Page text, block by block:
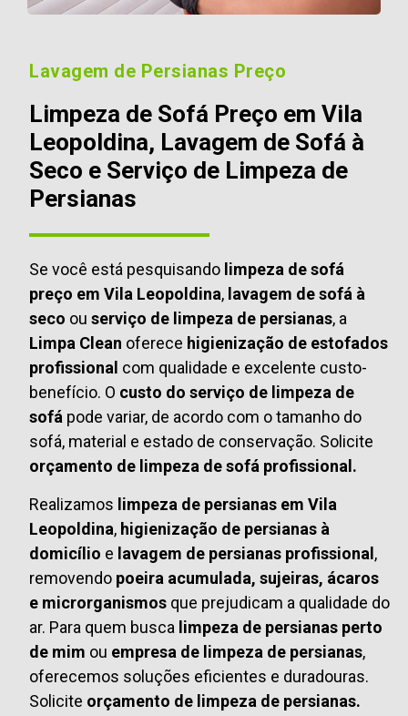
Lavagem de Persianas Preço
Limpeza de Sofá Preço em Vila
Leopoldina, Lavagem de Sofá à
Seco e Serviço de Limpeza de
Persianas
Se você está pesquisando limpeza de sofá
preço em Vila Leopoldina, lavagem de sofá à
seco ou serviço de limpeza de persianas, a
Limpa Clean oferece higienização de estofados
profissional com qualidade e excelente custo-
benefício. O custo do serviço de limpeza de
sofá pode variar, de acordo com o tamanho do
sofá, material e estado de conservação. Solicite
orçamento de limpeza de sofá profissional.
Realizamos limpeza de persianas em Vila
Leopoldina, higienização de persianas à
domicílio e lavagem de persianas profissional,
removendo poeira acumulada, sujeiras, ácaros
e microrganismos que prejudicam a qualidade do
ar. Para quem busca limpeza de persianas perto
de mim ou empresa de limpeza de persianas,
oferecemos soluções eficientes e duradouras.
Solicite orçamento de limpeza de persianas.